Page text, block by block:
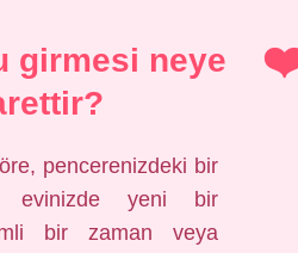
girmesi neye
pencerenizdeki bir
evinizde yeni bir
bir zaman veya